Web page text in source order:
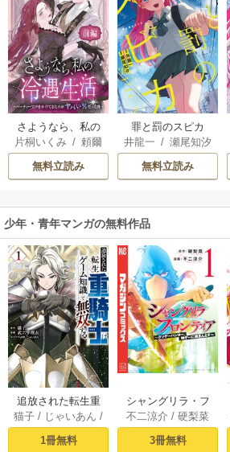
さようなら、私の
冷遇生活 ～パーテ
ィーで声をかけて
きたのがヤバい男
片桐いくみ / 頼爾
無料立読み
罪と罰のスピカ
井龍一 /瀬尾知汐
無料立読み
少年・青年マンガの無料作品
追放された転生重
騎士はゲーム知識
で無双する（１）
猫子 / じゃいあん /
武六甲理衣
1冊無料
シャングリラ・フ
ロンティア（１）
～クソゲーハン
ター、神ゲーに挑
不二涼介 /硬梨菜
3冊無料